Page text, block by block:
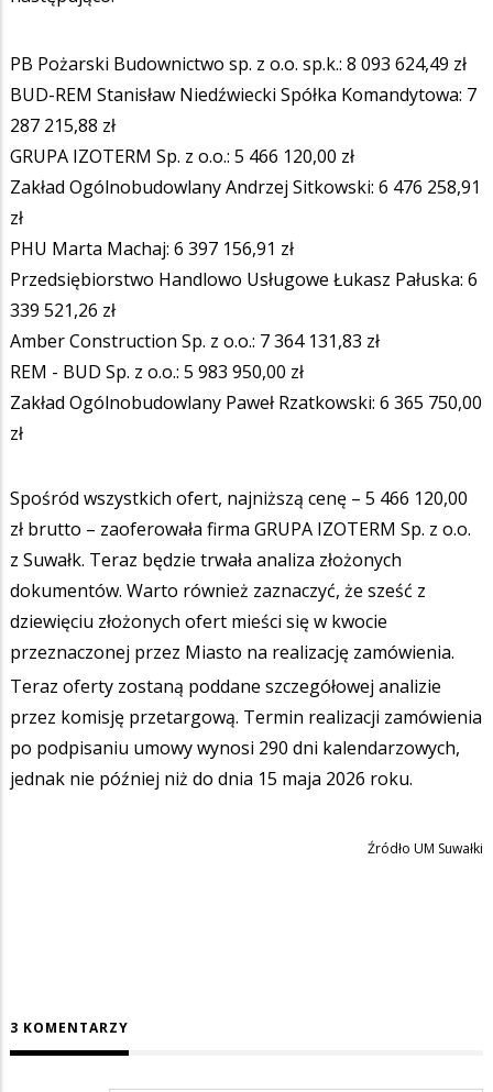
PB Pożarski Budownictwo sp. z o.o. sp.k.: 8 093 624,49 zł
BUD-REM Stanisław Niedźwiecki Spółka Komandytowa: 7
287 215,88 zł
GRUPA IZOTERM Sp. z o.o.: 5 466 120,00 zł
Zakład Ogólnobudowlany Andrzej Sitkowski: 6 476 258,91
zł
PHU Marta Machaj: 6 397 156,91 zł
Przedsiębiorstwo Handlowo Usługowe Łukasz Pałuska: 6
339 521,26 zł
Amber Construction Sp. z o.o.: 7 364 131,83 zł
REM - BUD Sp. z o.o.: 5 983 950,00 zł
Zakład Ogólnobudowlany Paweł Rzatkowski: 6 365 750,00
zł
Spośród wszystkich ofert, najniższą cenę – 5 466 120,00
zł brutto – zaoferowała firma GRUPA IZOTERM Sp. z o.o.
z Suwałk. Teraz będzie trwała analiza złożonych
dokumentów. Warto również zaznaczyć, że sześć z
dziewięciu złożonych ofert mieści się w kwocie
przeznaczonej przez Miasto na realizację zamówienia.
Teraz oferty zostaną poddane szczegółowej analizie
przez komisję przetargową. Termin realizacji zamówienia
po podpisaniu umowy wynosi 290 dni kalendarzowych,
jednak nie później niż do dnia 15 maja 2026 roku.
Źródło UM Suwałki
3 KOMENTARZY